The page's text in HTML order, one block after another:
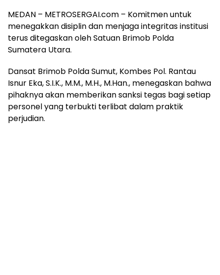
MEDAN – METROSERGAI.com – Komitmen untuk
menegakkan disiplin dan menjaga integritas institusi
terus ditegaskan oleh Satuan Brimob Polda
Sumatera Utara.
Dansat Brimob Polda Sumut, Kombes Pol. Rantau
Isnur Eka, S.I.K., M.M., M.H., M.Han., menegaskan bahwa
pihaknya akan memberikan sanksi tegas bagi setiap
personel yang terbukti terlibat dalam praktik
perjudian.